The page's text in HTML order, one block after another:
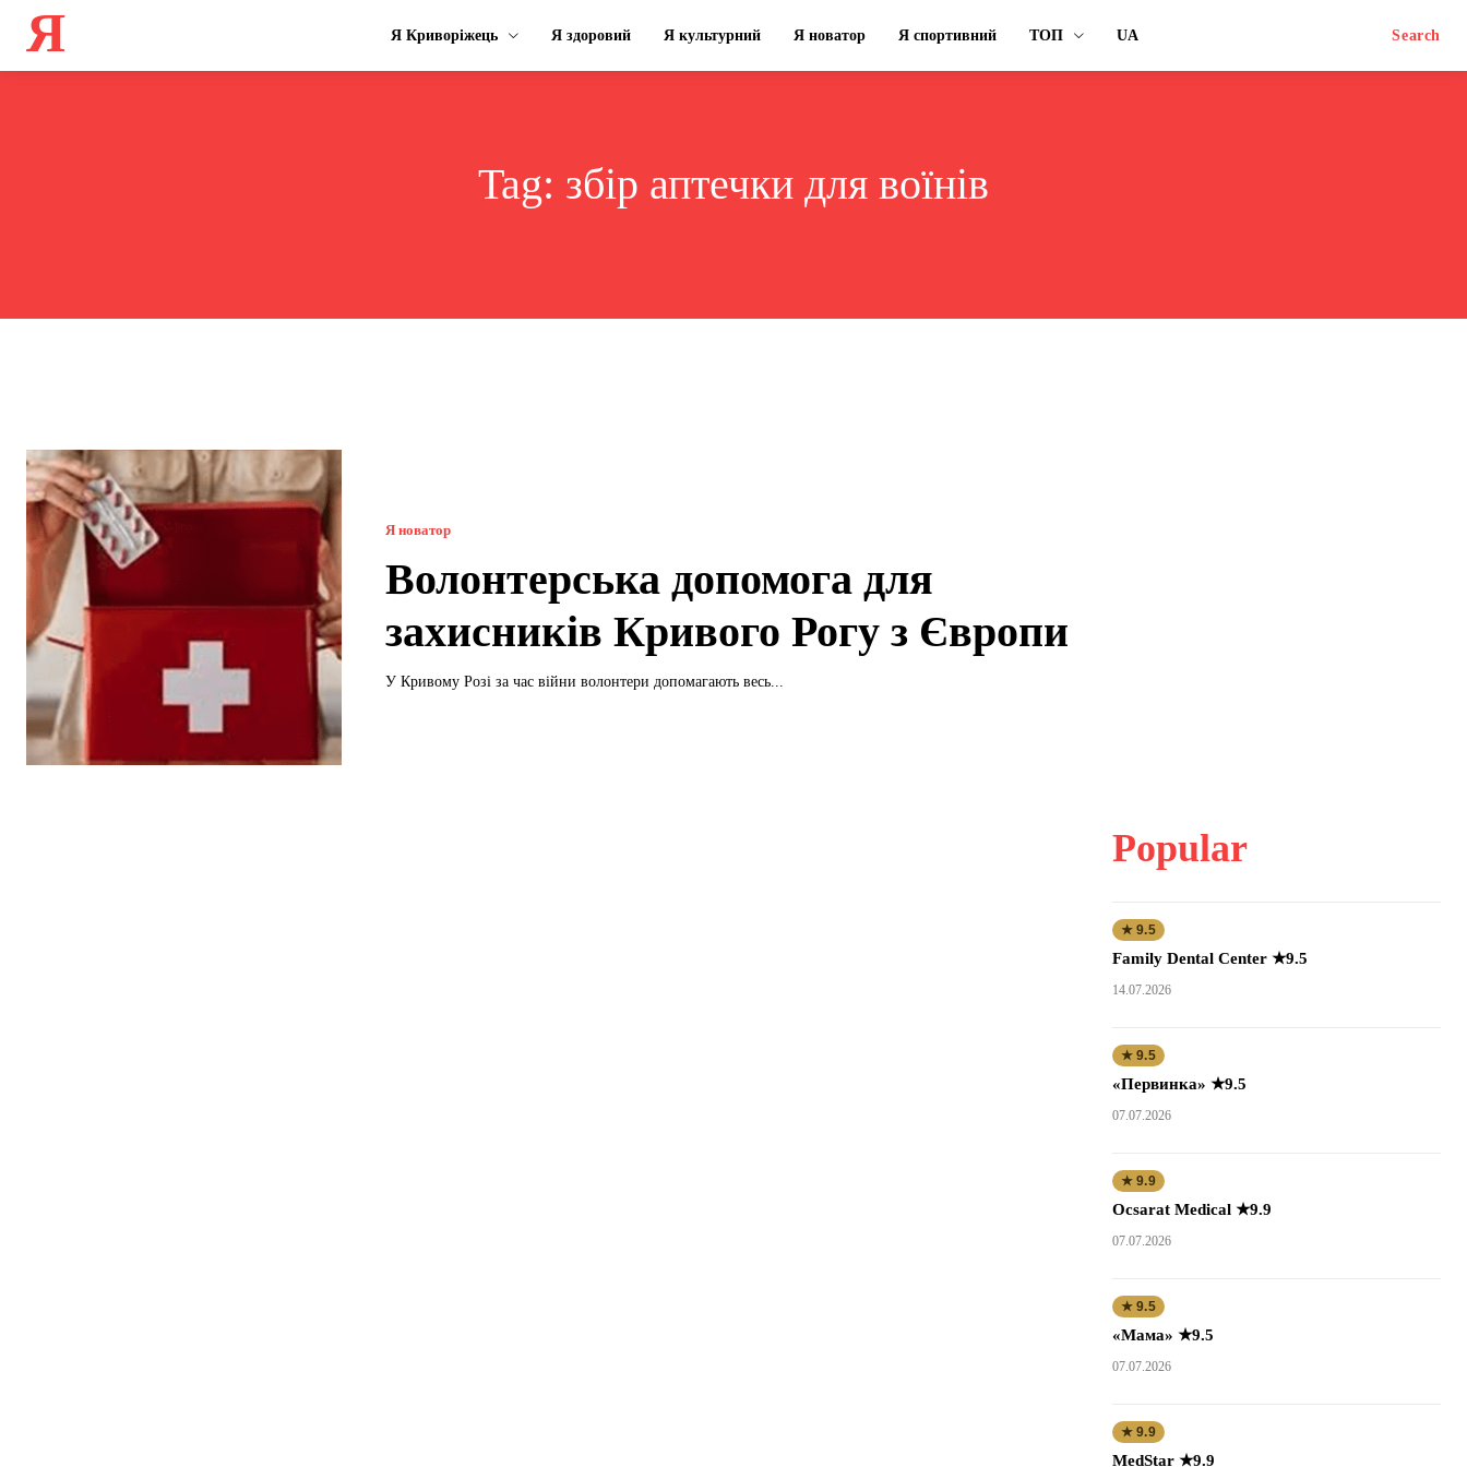
Я Я Криворіжець Я здоровий Я культурний Я новатор Я спортивний ТОП UA Search
Tag: збір аптечки для воїнів
Я новатор
Волонтерська допомога для
захисників Кривого Рогу з Європи
У Кривому Розі за час війни волонтери допомагають весь...
Popular
★ 9.5
Family Dental Center ★9.5
14.07.2026
★ 9.5
«Первинка» ★9.5
07.07.2026
★ 9.9
Ocsarat Medical ★9.9
07.07.2026
★ 9.5
«Мама» ★9.5
07.07.2026
★ 9.9
MedStar ★9.9